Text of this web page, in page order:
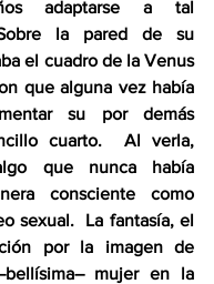
adaptarse a tal
la pared de su
el cuadro de la Venus
que alguna vez había
su por demás
cuarto.  Al verla,
que nunca había
consciente como
sexual.  La fantasía, el
por la imagen de
mujer en la